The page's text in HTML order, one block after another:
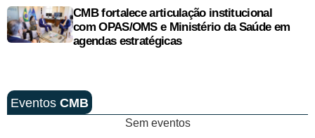
CMB fortalece articulação institucional
com OPAS/OMS e Ministério da Saúde em
agendas estratégicas
Eventos CMB
Sem eventos